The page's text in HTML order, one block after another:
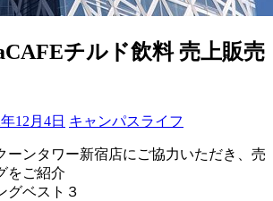
チルド飲料 売上販売
12月4日 キャンパスライフ
ーンタワー新宿店にご協力いただき、売
をご紹介
グベスト３